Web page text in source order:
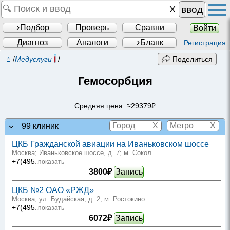
ввод
Подбор Проверь Сравни
Войти
Диагноз
Аналоги Бланк Регистрация
⌂ /Медуслуги / Поделиться
Гемосорбция
Средняя цена: ≈29379₽
99 клиник X X
ЦКБ Гражданской авиации на Иваньковском шоссе
Москва; Иваньковское шоссе, д. 7; м. Сокол
+7(495..показать
3800₽ Запись
ЦКБ №2 ОАО «РЖД»
Москва; ул. Будайская, д. 2; м. Ростокино
+7(495..показать
6072₽ Запись